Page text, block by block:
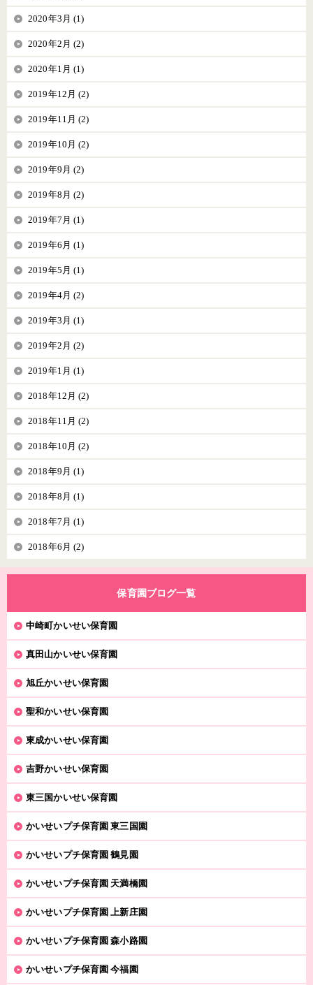
2020年3月 (1)
2020年2月 (2)
2020年1月 (1)
2019年12月 (2)
2019年11月 (2)
2019年10月 (2)
2019年9月 (2)
2019年8月 (2)
2019年7月 (1)
2019年6月 (1)
2019年5月 (1)
2019年4月 (2)
2019年3月 (1)
2019年2月 (2)
2019年1月 (1)
2018年12月 (2)
2018年11月 (2)
2018年10月 (2)
2018年9月 (1)
2018年8月 (1)
2018年7月 (1)
2018年6月 (2)
保育園ブログ一覧
中崎町かいせい保育園
真田山かいせい保育園
旭丘かいせい保育園
聖和かいせい保育園
東成かいせい保育園
吉野かいせい保育園
東三国かいせい保育園
かいせいプチ保育園 東三国園
かいせいプチ保育園 鶴見園
かいせいプチ保育園 天満橋園
かいせいプチ保育園 上新庄園
かいせいプチ保育園 森小路園
かいせいプチ保育園 今福園